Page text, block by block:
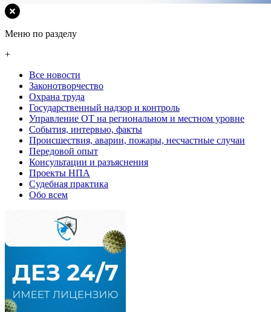
Меню по разделу
+
Все новости
Законотворчество
Охрана труда
Государственный надзор и контроль
Управление ОТ на региональном и местном уровне
События, интервью, факты
Происшествия, аварии, пожары, несчастные случаи
Передовой опыт
Консультации и разъяснения
Проекты НПА
Судебная практика
Обо всем